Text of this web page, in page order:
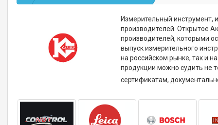
Измерительный инструмент,
производителей. Открытое
производителей, которыми
выпуск измерительного
на российском рынке, так и
продукции можно судить не
сертификатам,